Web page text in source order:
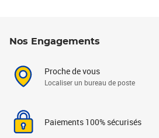
Nos Engagements
Proche de vous
Localiser un bureau de poste
Paiements 100% sécurisés